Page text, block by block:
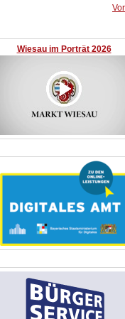
Wiesau im Porträt 2026